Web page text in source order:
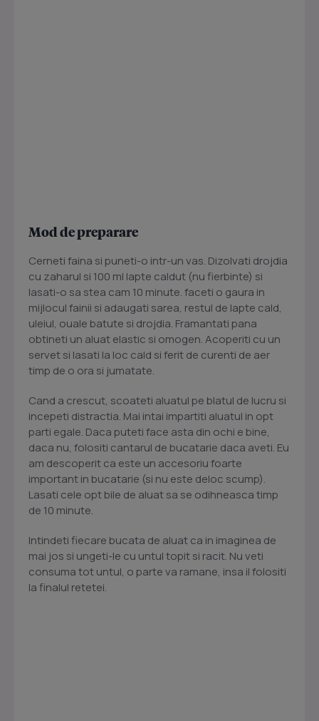
Mod de preparare
Cerneti faina si puneti-o intr-un vas. Dizolvati drojdia
cu zaharul si 100 ml lapte caldut (nu fierbinte) si
lasati-o sa stea cam 10 minute. faceti o gaura in
mijlocul fainii si adaugati sarea, restul de lapte cald,
uleiul, ouale batute si drojdia. Framantati pana
obtineti un aluat elastic si omogen. Acoperiti cu un
servet si lasati la loc cald si ferit de curenti de aer
timp de o ora si jumatate.
Cand a crescut, scoateti aluatul pe blatul de lucru si
incepeti distractia. Mai intai impartiti aluatul in opt
parti egale. Daca puteti face asta din ochi e bine,
daca nu, folositi cantarul de bucatarie daca aveti. Eu
am descoperit ca este un accesoriu foarte
important in bucatarie (si nu este deloc scump).
Lasati cele opt bile de aluat sa se odihneasca timp
de 10 minute.
Intindeti fiecare bucata de aluat ca in imaginea de
mai jos si ungeti-le cu untul topit si racit. Nu veti
consuma tot untul, o parte va ramane, insa il folositi
la finalul retetei.